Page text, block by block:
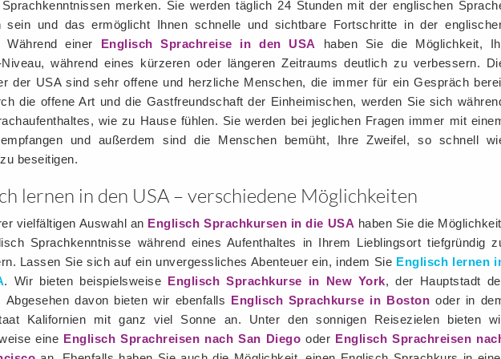
merken. Sie werden täglich 24 Stunden mit der englischen
sein und das ermöglicht Ihnen schnelle und sichtbare Fortschritte in der
Während einer Englisch Sprachreise in den USA
haben Sie die Möglichkeit,
Niveau, während eines kürzeren oder längeren Zeitraums deutlich zu verbessern.
der USA sind sehr offene und herzliche Menschen, die immer für ein Gespräch
die offene Art und die Gastfreundschaft der Einheimischen, werden Sie sich
wie zu Hause fühlen. Sie werden bei jeglichen Fragen immer mit
und außerdem sind die Menschen bemüht, Ihre Zweifel, so schnell
beseitigen.
lernen in den USA – verschiedene Möglichkeiten
vielfältigen Auswahl an Englisch Sprachkursen in die USA haben Sie die
Sprachkenntnisse während eines Aufenthaltes in Ihrem Lieblingsort tiefgründig
Lassen Sie sich auf ein unvergessliches Abenteuer ein, indem Sie Englisch lernen
. Wir bieten beispielsweise Englisch Sprachkurse in New York, der Hauptstadt
Abgesehen davon bieten wir ebenfalls Englisch Sprachkurse in Boston oder in
Kalifornien mit ganz viel Sonne an. Unter den sonnigen Reisezielen bieten
eine Englisch Sprachreisen nach San Diego oder Englisch Sprachreisen